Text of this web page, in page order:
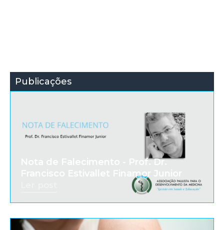
Publicações
Nota de Falecimento - Prof. Dr.
Francisco Estivallet Finamor Junior